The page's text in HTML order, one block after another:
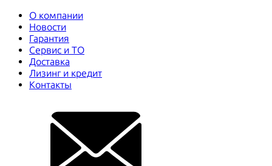
О компании
Новости
Гарантия
Сервис и ТО
Доставка
Лизинг и кредит
Контакты